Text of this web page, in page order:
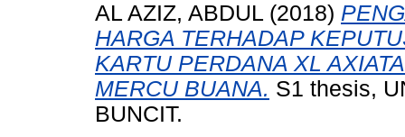
AL AZIZ, ABDUL (2018)
HARGA TERHADAP
KARTU PERDANA XL
MERCU BUANA. S1 thesis,
BUNCIT.